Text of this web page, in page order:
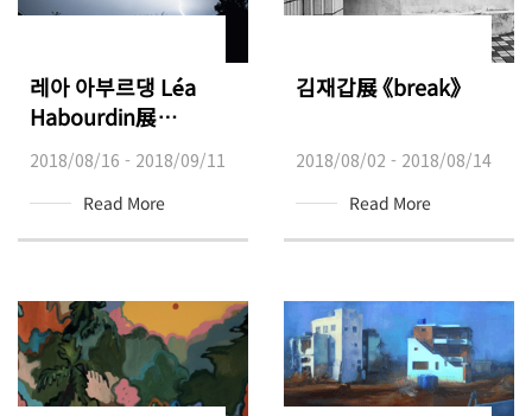
레아 아부르댕 Léa
Habourdin展
《Survivalists》
2018/08/16 - 2018/09/11
Read More
김재갑展 《break》
2018/08/02 - 2018/08/14
Read More